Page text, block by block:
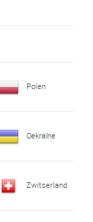
Polen
Oekraïne
Zwitserland